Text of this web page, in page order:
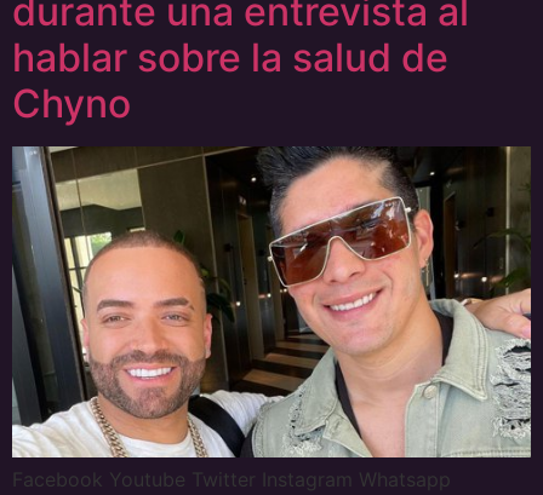
durante una entrevista al
hablar sobre la salud de
Chyno
Facebook Youtube Twitter Instagram Whatsapp